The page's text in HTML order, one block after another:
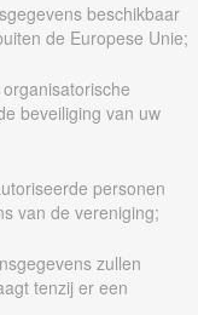
beschikbaar
de Europese Unie;
beveiliging van uw
personen
van de vereniging;
zullen
tenzij er een